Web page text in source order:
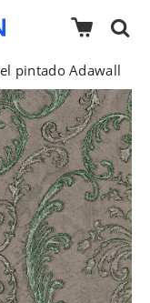
pintado Adawall